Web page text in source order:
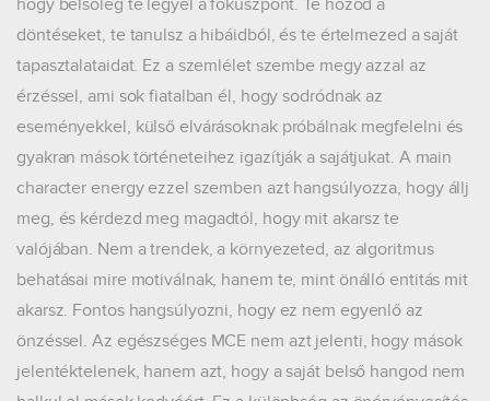
hogy belsőleg te legyél a fókuszpont. Te hozod a
döntéseket, te tanulsz a hibáidból, és te értelmezed a saját
tapasztalataidat. Ez a szemlélet szembe megy azzal az
érzéssel, ami sok fiatalban él, hogy sodródnak az
eseményekkel, külső elvárásoknak próbálnak megfelelni és
gyakran mások történeteihez igazítják a sajátjukat. A main
character energy ezzel szemben azt hangsúlyozza, hogy állj
meg, és kérdezd meg magadtól, hogy mit akarsz te
valójában. Nem a trendek, a környezeted, az algoritmus
behatásai mire motiválnak, hanem te, mint önálló entitás mit
akarsz. Fontos hangsúlyozni, hogy ez nem egyenlő az
önzéssel. Az egészséges MCE nem azt jelenti, hogy mások
jelentéktelenek, hanem azt, hogy a saját belső hangod nem